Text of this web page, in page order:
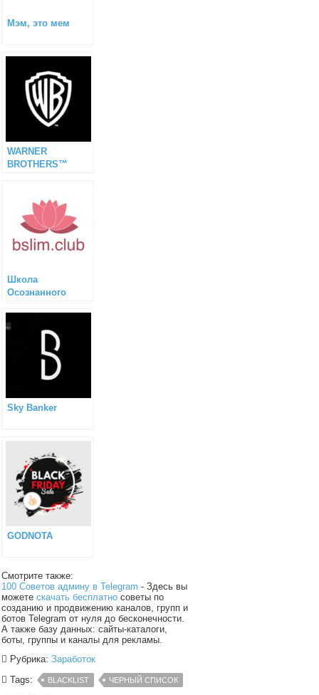
Мэм, это мем
WARNER
BROTHERS™
Школа
Осознанного
Sky Banker
GODNOTA
Смотрите также:
100 Советов админу в Telegram - Здесь вы
можетескачать бесплатно советы по
созданию и продвижению каналов, групп и
ботов Telegram от нуля до бесконечности.
А также базу данных: сайты-каталоги,
боты, группы и каналы для рекламы.
Рубрика:Заработок
Tags:
BLACKLIST ЧЕРНЫЙ СПИСОК